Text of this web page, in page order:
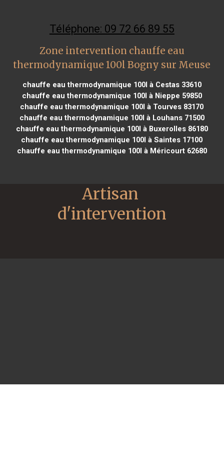
Téléphone: 09 72 66 89 55
Zone intervention chauffe eau
thermodynamique 100l Bogny sur Meuse
chauffe eau thermodynamique 100l à Cestas 33610
chauffe eau thermodynamique 100l à Nieppe 59850
chauffe eau thermodynamique 100l à Tourves 83170
chauffe eau thermodynamique 100l à Louhans 71500
chauffe eau thermodynamique 100l à Buxerolles 86180
chauffe eau thermodynamique 100l à Saintes 17100
chauffe eau thermodynamique 100l à Méricourt 62680
Artisan
d'intervention